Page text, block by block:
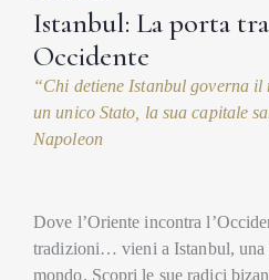
Istanbul: La porta
Occidente
“Chi detiene Istanbul governa il
un unico Stato, la sua capitale
Napoleon
Dove l’Oriente incontra
tradizioni… vieni a Istanbul, una
mondo. Scopri le sue radici